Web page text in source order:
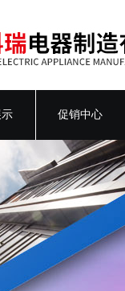
促销中心